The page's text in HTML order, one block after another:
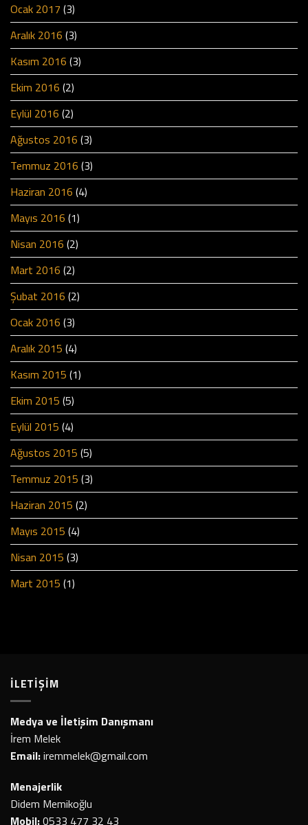
Ocak 2017 (3)
Aralık 2016 (3)
Kasım 2016 (3)
Ekim 2016 (2)
Eylül 2016 (2)
Ağustos 2016 (3)
Temmuz 2016 (3)
Haziran 2016 (4)
Mayıs 2016 (1)
Nisan 2016 (2)
Mart 2016 (2)
Şubat 2016 (2)
Ocak 2016 (3)
Aralık 2015 (4)
Kasım 2015 (1)
Ekim 2015 (5)
Eylül 2015 (4)
Ağustos 2015 (5)
Temmuz 2015 (3)
Haziran 2015 (2)
Mayıs 2015 (4)
Nisan 2015 (3)
Mart 2015 (1)
İLETİŞİM
Medya ve İletişim Danışmanı
İrem Melek
Email:iremmelek@gmail.com
Menajerlik
Didem Memikoğlu
Mobil:0533 477 32 43